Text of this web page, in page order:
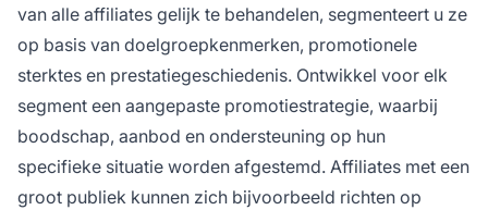
van alle affiliates gelijk te behandelen, segmenteert u ze
op basis van doelgroepkenmerken, promotionele
sterktes en prestatiegeschiedenis. Ontwikkel voor elk
segment een aangepaste promotiestrategie, waarbij
boodschap, aanbod en ondersteuning op hun
specifieke situatie worden afgestemd. Affiliates met een
groot publiek kunnen zich bijvoorbeeld richten op